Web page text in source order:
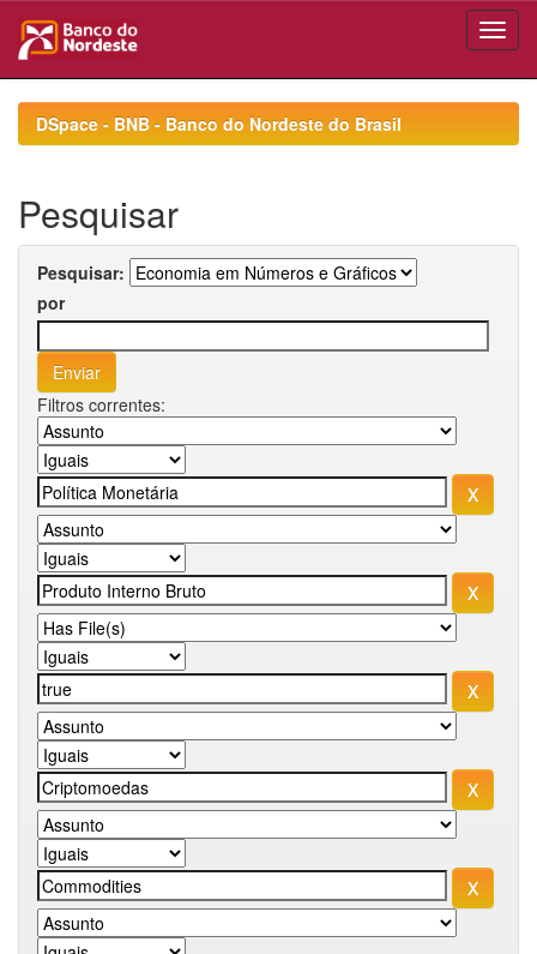
navigationDSpace - BNB - Banco do Nordeste do Brasil
Pesquisar
Pesquisar:
por
Filtros correntes: